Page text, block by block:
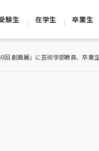
験生 在学生 卒業生
回 創画展」に芸術学部教員、卒業